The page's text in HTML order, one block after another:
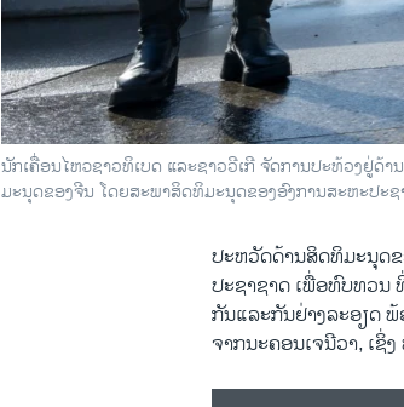
ນັກເຄື່ອນໄຫວຊາວທິເບດ ແລະຊາວວີເກີ ຈັດການປະທ້ວງຢູ່ດ້
ມະນຸດຂອງຈີນ ໂດຍສະພາສິດທິມະນຸດຂອງອົງການສະຫະປະ
ປະ​ຫວັດດ້ານສິດທິມະນຸດ
ປະຊາຊາດ ເພື່ອ​ທົບ​ທວນ
ກັນແລະກັນຢ່າງລະອຽດ
ຈາກ​ນະຄອນ​ເຈ​ນີວາ, ເຊິ່